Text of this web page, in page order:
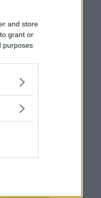
and store
grant or
purposes